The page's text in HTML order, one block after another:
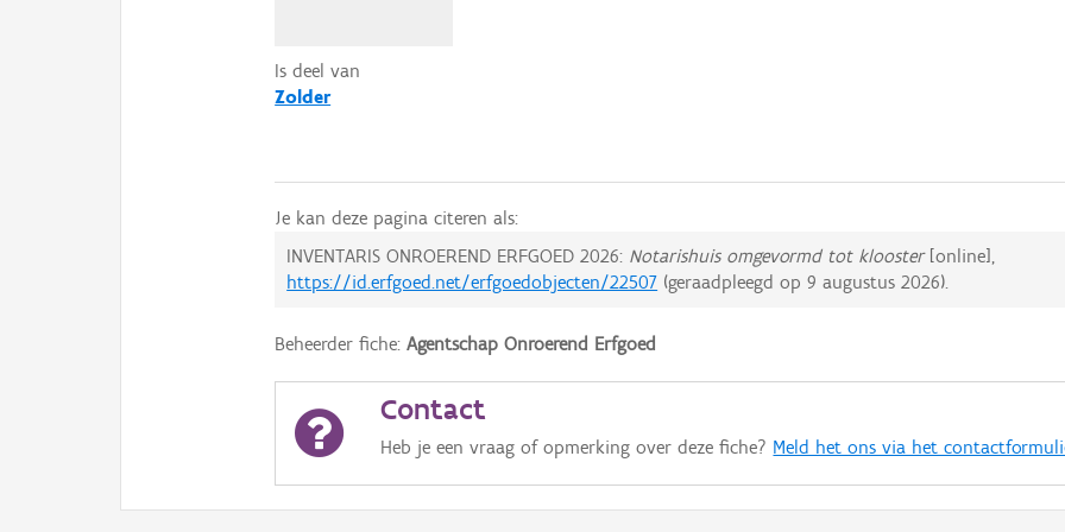
Is deel van
Zolder
Je kan deze pagina citeren als:
INVENTARIS ONROEREND ERFGOED 2026: Notarishuis omgevormd tot klooster[online],
https://id.erfgoed.net/erfgoedobjecten/22507 (geraadpleegd op9 augustus 2026).
Beheerder fiche:Agentschap Onroerend Erfgoed
Contact
Heb je een vraag of opmerking over deze fiche? Meld het ons via het